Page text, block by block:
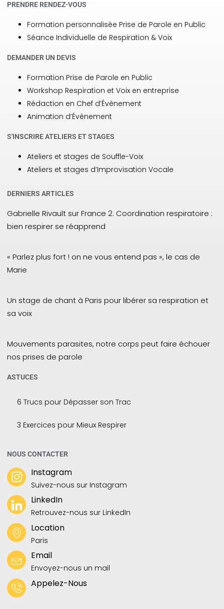
PRENDRE RENDEZ-VOUS
Formation personnalisée Prise de Parole en Public
Séance Individuelle de Respiration & Voix
DEMANDER UN DEVIS
Formation Prise de Parole en Public
Workshop Respiration et Voix en entreprise
Rédaction en Chef d’Évènement
Animation d’Évènement
S'INSCRIRE ATELIERS ET STAGES
Ateliers et stages de Souffle-Voix
Ateliers et stages d’Improvisation Vocale
DERNIERS ARTICLES
Gabrielle Rivault sur France 2. Coordination respiratoire :
bien respirer se réapprend
« Parlez plus fort ! on ne vous entend pas », le cas de
Marie
Un stage de chant à Paris pour libérer sa respiration et
sa voix
Mouvements parasites, notre corps peut faire échouer
nos prises de parole
ASTUCES
6 Trucs pour Dépasser son Trac
3 Exercices pour Mieux Respirer
NOUS CONTACTER
Instagram
Suivez-nous sur Instagram
LinkedIn
Retrouvez-nous sur LinkedIn
Location
Paris
Email
Envoyez-nous un mail
Appelez-Nous